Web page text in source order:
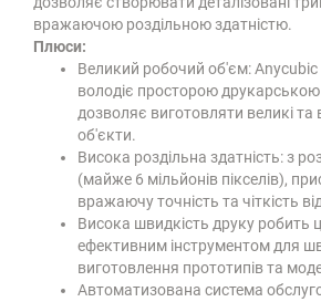
вражаючою роздільною здатністю.
Плюси:
Великий робочий об'єм:
володіє просторою
дозволяє виготовляти великі та
об'єкти.
Висока роздільна здатність: з
(майже 6 мільйонів пікселів),
вражаючу точність та чіткість
Висока швидкість друку робить
ефективним інструментом для
виготовлення прототипів та
Автоматизована система